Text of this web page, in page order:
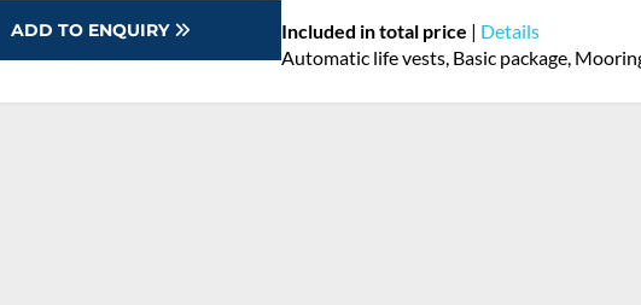
ADD TO ENQUIRY Included in total price | Details
Automatic life vests, Basic package,